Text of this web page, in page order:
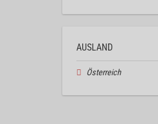
AUSLAND
Österreich